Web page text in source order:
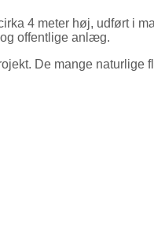
4 meter høj, udført i
offentlige anlæg.
De mange naturlige